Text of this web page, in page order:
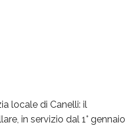
locale di Canelli: il
in servizio dal 1° gennaio